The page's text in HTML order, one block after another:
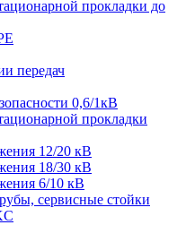
прокладки до
передач
0,6/1кВ
прокладки
12/20 кВ
18/30 кВ
6/10 кВ
сервисные стойки